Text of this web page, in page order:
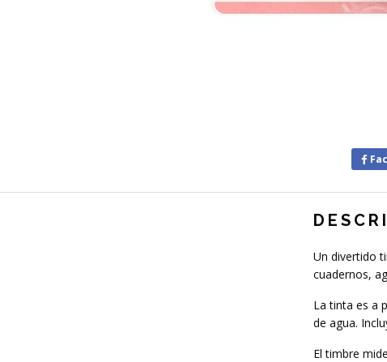
Un divertido
cuadernos,
La tinta es a
de agua.
El timbre